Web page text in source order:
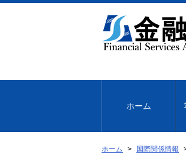
文
移
ホーム
ホーム 国際関係情報